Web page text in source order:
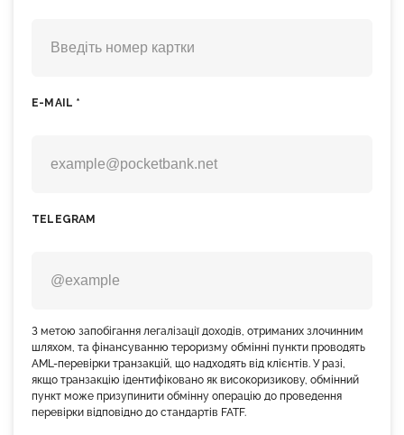
E-MAIL *
TELEGRAM
З метою запобігання легалізації доходів, отриманих злочинним
шляхом, та фінансуванню тероризму обмінні пункти проводять
AML-перевірки транзакцій, що надходять від клієнтів. У разі,
якщо транзакцію ідентифіковано як високоризикову, обмінний
пункт може призупинити обмінну операцію до проведення
перевірки відповідно до стандартів FATF.